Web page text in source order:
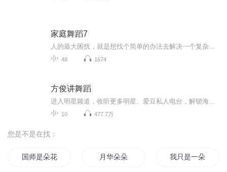
家庭舞蹈7
48 1674
方俊讲舞蹈
10 477.7万
您是不是在找：
国师是朵花 月华朵朵 我只是一朵云